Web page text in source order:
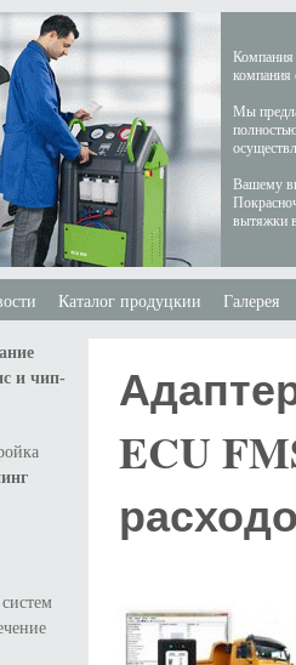
Компания
компания
Мы
Вашему
вытяжки
Каталог продуцкии Галерея
и чип-
ECU